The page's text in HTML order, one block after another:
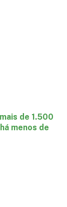
de 1.500
menos de